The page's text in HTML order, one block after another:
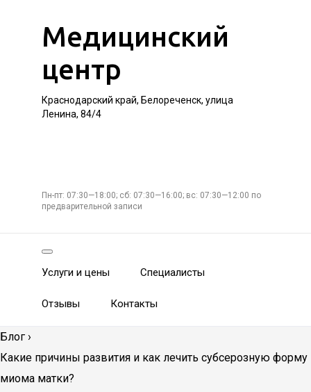
Медицинский
центр
Краснодарский край, Белореченск, улица
Ленина, 84/4
Пн-пт: 07:30—18:00; сб: 07:30—16:00; вс: 07:30—12:00 по
предварительной записи
Услуги и цены Специалисты
Отзывы Контакты
Блог ›
Какие причины развития и как лечить субсерозную форму
миома матки?